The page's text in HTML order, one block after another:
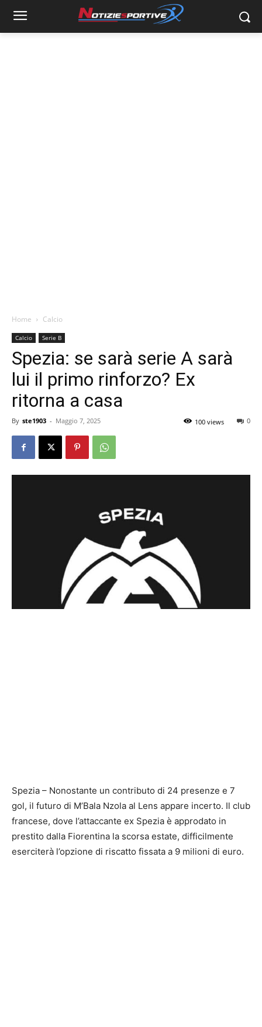
Home Calcio
Calcio Serie B
Spezia: se sarà serie A sarà
lui il primo rinforzo? Ex
ritorna a casa
By ste1903 - Maggio 7, 2025 0
100 views
Spezia – Nonostante un contributo di 24 presenze e 7
gol, il futuro di M’Bala Nzola al Lens appare incerto. Il club
francese, dove l’attaccante ex Spezia è approdato in
prestito dalla Fiorentina la scorsa estate, difficilmente
eserciterà l’opzione di riscatto fissata a 9 milioni di euro.